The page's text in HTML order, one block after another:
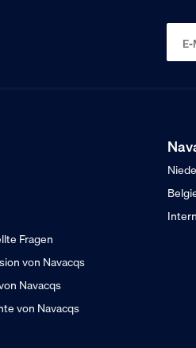
Fragen
von Navacqs
Navacqs
von Navacqs